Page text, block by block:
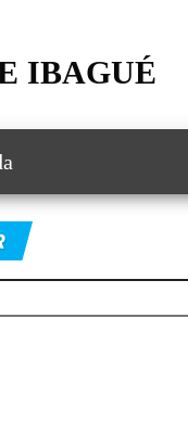
IBAGUÉ